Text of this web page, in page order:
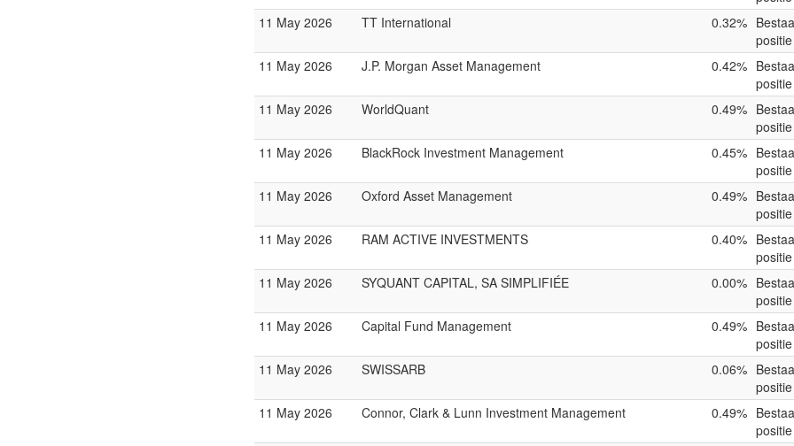
11 May 2026
TT International 0.32%
positie
11 May 2026
J.P. Morgan Asset Management 0.42%
positie
11 May 2026
WorldQuant 0.49%
positie
11 May 2026
BlackRock Investment Management 0.45%
positie
11 May 2026
Oxford Asset Management 0.49%
positie
11 May 2026
RAM ACTIVE INVESTMENTS 0.40%
positie
11 May 2026
SYQUANT CAPITAL, SA SIMPLIFIÉE 0.00%
positie
11 May 2026
Capital Fund Management 0.49%
positie
11 May 2026
SWISSARB 0.06%
positie
11 May 2026
Connor, Clark & Lunn Investment Management 0.49%
positie